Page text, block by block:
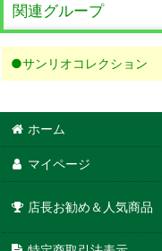
関連グループ
●サンリオコレクション
ホーム
マイページ
店長お勧め＆人気商品